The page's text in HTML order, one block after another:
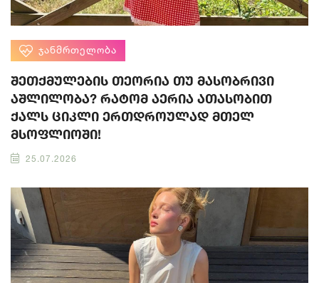
ᲯᲐᲜᲛᲠᲗᲔᲚᲝᲑᲐ
შეთქმულების თეორია თუ მასობრივი
აშლილობა? რატომ აერია ათასობით
ქალს ციკლი ერთდროულად მთელ
მსოფლიოში!
25.07.2026